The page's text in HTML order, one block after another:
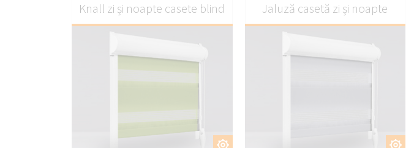
Knall zi și noapte casete blind Jaluză casetă zi și noapte